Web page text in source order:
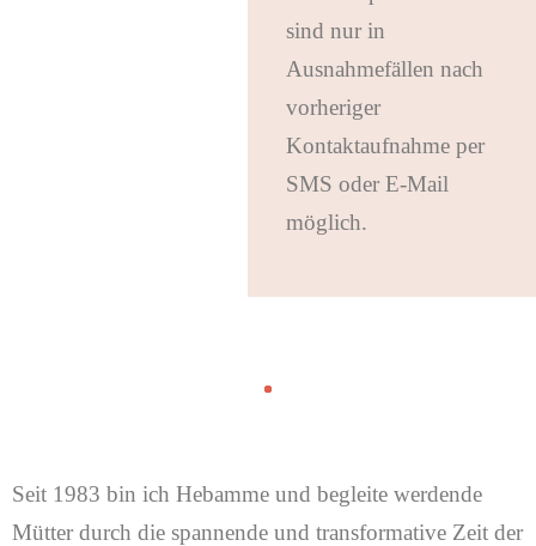
sind nur in
Ausnahmefällen nach
vorheriger
Kontaktaufnahme per
SMS oder E-Mail
möglich.
Seit 1983 bin ich Hebamme und begleite werdende
Mütter durch die spannende und transformative Zeit der